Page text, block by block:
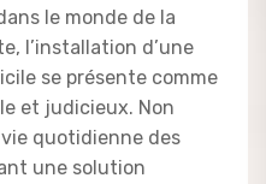
le monde de la
l’installation d’une
se présente comme
et judicieux. Non
quotidienne des
une solution